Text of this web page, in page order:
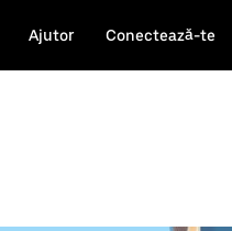
Ajutor Conectează-te